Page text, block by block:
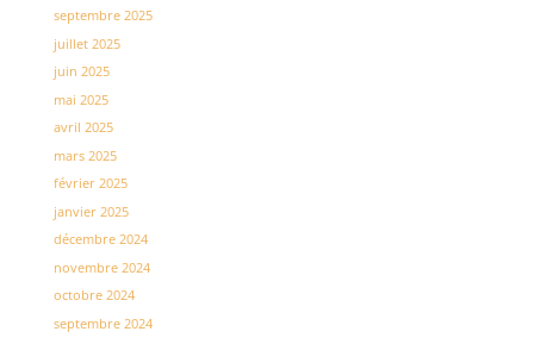
septembre 2025
juillet 2025
juin 2025
mai 2025
avril 2025
mars 2025
février 2025
janvier 2025
décembre 2024
novembre 2024
octobre 2024
septembre 2024